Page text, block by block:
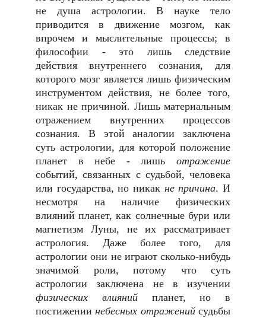
не душа астрологии. В науке тело
приводится в движение мозгом, как
впрочем и мыслительные процессы; в
философии - это лишь следствие
действия внутреннего сознания, для
которого мозг является лишь физическим
инструментом действия, не более того,
никак не причиной. Лишь материальным
отражением внутренних процессов
сознания. В этой аналогии заключена
суть астрологии, для которой положение
планет в небе - лишь отражение
событий, связанных с судьбой, человека
или государства, но никак не причина. И
несмотря на наличие физических
влияний планет, как солнечные бури или
магнетизм Луны, не их рассматривает
астрология. Даже более того, для
астрологии они не играют сколько-нибудь
значимой роли, потому что суть
астрологии заключена не в изучении
физических влиянийпланет, но в
постижениинебесных отраженийсудьбы